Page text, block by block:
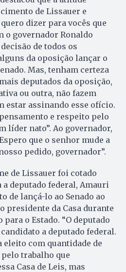
de Lissauer e
dizer para vocês que
o governador Ronaldo
de todos os
da oposição lançar o
Mas, tenham certeza
deputados da oposição,
ou outra, não fazem
estar assinando esse ofício.
e respeito pelo
líder nato”. Ao governador,
que o senhor mude a
pedido, governador”.
de Lissauer foi cotado
deputado federal, Amauri
de lançá-lo ao Senado ao
presidente da Casa durante
o Estado. “O deputado
a deputado federal.
eleito com quantidade de
trabalho que
Casa de Leis, mas